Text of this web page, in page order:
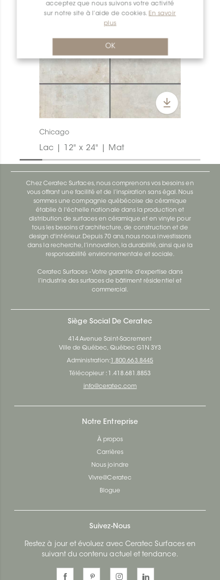
acceptez que nous suivons votre activité
sur notre site à l’aide de cookies. En savoir
plus
OK
Chicago
Lac | 12" x 24" | Mat
Chez Ceratec Surfaces, nous comprenons vos besoins en
vous offrant une facilité et de l’inspiration sans égal. Nous
sommes une compagnie québécoise de céramique
établie à l'échelle nationale dans la production et
distribution de surfaces en céramique et en vinyle pour
tous les besoins d'architecture, de construction et de
design d'intérieur. Depuis 70 ans, nous nous investissons
dans la recherche, l’innovation, la durabilité, ainsi que la
responsabilité environnementale et sociale.
Ceratec Surfaces - Votre garantie d'expertise dans
l’industrie des surfaces de bâtiment résidentiel et
commercial.
Siège Social De Ceratec
414 Avenue Saint-Sacrement
Ville de Québec, Québec G1N 3Y3
Administration: 1.800.663.8445
Télécopieur : 1.418.681.8853
info@ceratec.com
Notre Entreprise
À propos
Carrières
Nous joindre
Vivre@Ceratec
Blogue
Suivez-Nous
Restez à jour et évoluez avec Ceratec Surfaces en
suivant du contenu actuel et tendance.